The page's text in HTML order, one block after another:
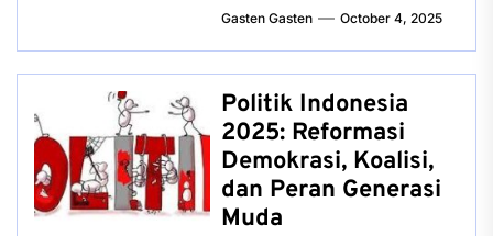
Gasten Gasten October 4, 2025
Politik Indonesia
2025: Reformasi
Demokrasi, Koalisi,
dan Peran Generasi
Muda